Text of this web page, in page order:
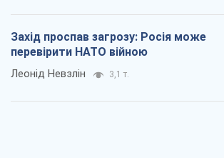
Захід проспав загрозу: Росія може
перевірити НАТО війною
Леонід Невзлін 3,1 т.